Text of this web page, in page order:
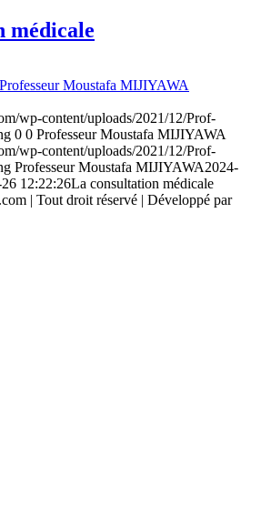
médicale
Professeur Moustafa MIJIYAWA
wp-content/uploads/2021/12/Prof-
0 0 Professeur Moustafa MIJIYAWA
wp-content/uploads/2021/12/Prof-
Professeur Moustafa MIJIYAWA2024-
12:22:26La consultation médicale
| Tout droit réservé | Développé par